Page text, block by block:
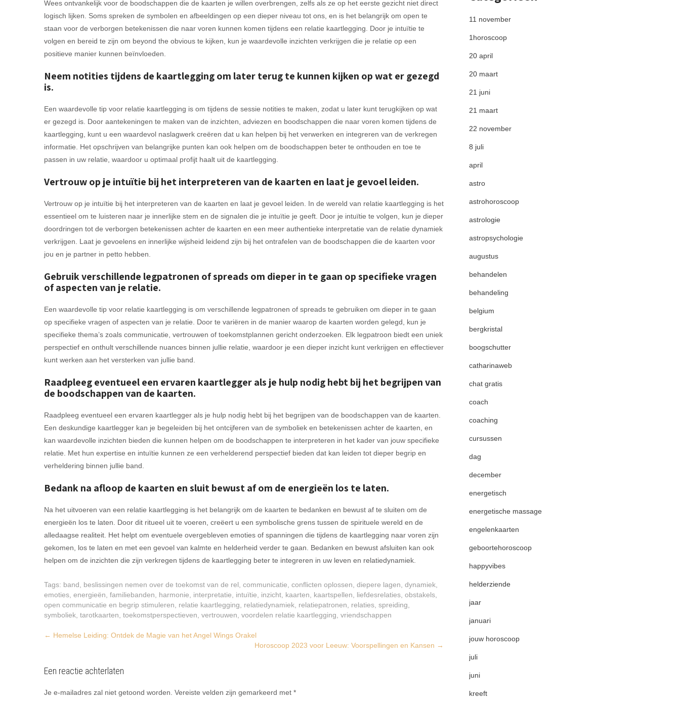
Wees ontvankelijk voor de boodschappen die de kaarten je willen overbrengen, zelfs als ze op het eerste gezicht niet direct
logisch lijken. Soms spreken de symbolen en afbeeldingen op een dieper niveau tot ons, en is het belangrijk om open te
staan voor de verborgen betekenissen die naar voren kunnen komen tijdens een relatie kaartlegging. Door je intuïtie te
volgen en bereid te zijn om beyond the obvious te kijken, kun je waardevolle inzichten verkrijgen die je relatie op een
positieve manier kunnen beïnvloeden.
Neem notities tijdens de kaartlegging om later terug te kunnen kijken op wat er gezegd
is.
Een waardevolle tip voor relatie kaartlegging is om tijdens de sessie notities te maken, zodat u later kunt terugkijken op wat
er gezegd is. Door aantekeningen te maken van de inzichten, adviezen en boodschappen die naar voren komen tijdens de
kaartlegging, kunt u een waardevol naslagwerk creëren dat u kan helpen bij het verwerken en integreren van de verkregen
informatie. Het opschrijven van belangrijke punten kan ook helpen om de boodschappen beter te onthouden en toe te
passen in uw relatie, waardoor u optimaal profijt haalt uit de kaartlegging.
Vertrouw op je intuïtie bij het interpreteren van de kaarten en laat je gevoel leiden.
Vertrouw op je intuïtie bij het interpreteren van de kaarten en laat je gevoel leiden. In de wereld van relatie kaartlegging is het
essentieel om te luisteren naar je innerlijke stem en de signalen die je intuïtie je geeft. Door je intuïtie te volgen, kun je dieper
doordringen tot de verborgen betekenissen achter de kaarten en een meer authentieke interpretatie van de relatie dynamiek
verkrijgen. Laat je gevoelens en innerlijke wijsheid leidend zijn bij het ontrafelen van de boodschappen die de kaarten voor
jou en je partner in petto hebben.
Gebruik verschillende legpatronen of spreads om dieper in te gaan op specifieke vragen
of aspecten van je relatie.
Een waardevolle tip voor relatie kaartlegging is om verschillende legpatronen of spreads te gebruiken om dieper in te gaan
op specifieke vragen of aspecten van je relatie. Door te variëren in de manier waarop de kaarten worden gelegd, kun je
specifieke thema’s zoals communicatie, vertrouwen of toekomstplannen gericht onderzoeken. Elk legpatroon biedt een uniek
perspectief en onthult verschillende nuances binnen jullie relatie, waardoor je een dieper inzicht kunt verkrijgen en effectiever
kunt werken aan het versterken van jullie band.
Raadpleeg eventueel een ervaren kaartlegger als je hulp nodig hebt bij het begrijpen van
de boodschappen van de kaarten.
Raadpleeg eventueel een ervaren kaartlegger als je hulp nodig hebt bij het begrijpen van de boodschappen van de kaarten.
Een deskundige kaartlegger kan je begeleiden bij het ontcijferen van de symboliek en betekenissen achter de kaarten, en
kan waardevolle inzichten bieden die kunnen helpen om de boodschappen te interpreteren in het kader van jouw specifieke
relatie. Met hun expertise en intuïtie kunnen ze een verhelderend perspectief bieden dat kan leiden tot dieper begrip en
verheldering binnen jullie band.
Bedank na afloop de kaarten en sluit bewust af om de energieën los te laten.
Na het uitvoeren van een relatie kaartlegging is het belangrijk om de kaarten te bedanken en bewust af te sluiten om de
energieën los te laten. Door dit ritueel uit te voeren, creëert u een symbolische grens tussen de spirituele wereld en de
alledaagse realiteit. Het helpt om eventuele overgebleven emoties of spanningen die tijdens de kaartlegging naar voren zijn
gekomen, los te laten en met een gevoel van kalmte en helderheid verder te gaan. Bedanken en bewust afsluiten kan ook
helpen om de inzichten die zijn verkregen tijdens de kaartlegging beter te integreren in uw leven en relatiedynamiek.
Tags: band beslissingen nemen over de toekomst van de rel communicatie conflicten oplossen diepere lagen dynamiek
emoties energieën familiebanden harmonie interpretatie intuïtie inzicht kaarten kaartspellen liefdesrelaties obstakels
open communicatie en begrip stimuleren
relatie kaartlegging relatiedynamiek relatiepatronen relaties spreiding
symboliek tarotkaarten toekomstperspectieven vertrouwen voordelen relatie kaartlegging vriendschappen
Post
← Hemelse Leiding: Ontdek de Magie van het Angel Wings Orakel
Horoscoop 2023 voor Leeuw: Voorspellingen en Kansen →
Een reactie achterlaten
Je e-mailadres zal niet getoond worden. Vereiste velden zijn gemarkeerd met *
11 november
1horoscoop
20 april
20 maart
21 juni
21 maart
22 november
8 juli
april
astro
astrohoroscoop
astrologie
astropsychologie
augustus
behandelen
behandeling
belgium
bergkristal
boogschutter
catharinaweb
chat gratis
coach
coaching
cursussen
dag
december
energetisch
energetische massage
engelenkaarten
geboortehoroscoop
happyvibes
helderziende
jaar
januari
jouw horoscoop
juli
juni
kreeft